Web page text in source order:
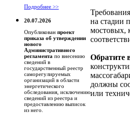
Подробнее >>
20.07.2026
Опубликован проект
приказа об утверждении
нового
Административного
регламента по внесению
сведений в
государственный реестр
саморегулируемых
организаций в области
энергетического
обследования, исключению
сведений из реестра и
предоставлению выписок
из него.
на стадии
мостовых,
Обратите
должны
или